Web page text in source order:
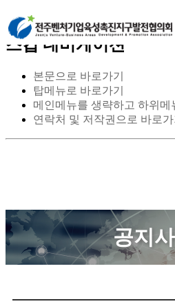
스킵 네비게이션
본문으로 바로가기
탑메뉴로 바로가기
메인메뉴를 생략하고 하위메
연락처 및 저작권으로 바로가
공지